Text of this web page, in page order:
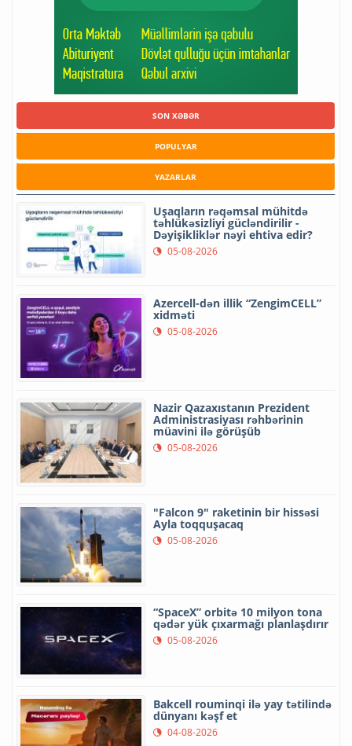
SON XƏBƏR
POPULYAR
YAZARLAR
Uşaqların rəqəmsal mühitdə
təhlükəsizliyi gücləndirilir -
Dəyişikliklər nəyi ehtiva edir?
05-08-2026
Azercell-dən illik “ZengimCELL”
xidməti
05-08-2026
Nazir Qazaxıstanın Prezident
Administrasiyası rəhbərinin
müavini ilə görüşüb
05-08-2026
"Falcon 9" raketinin bir hissəsi
Ayla toqquşacaq
05-08-2026
“SpaceX” orbitə 10 milyon tona
qədər yük çıxarmağı planlaşdırır
05-08-2026
Bakcell rouminqi ilə yay tətilində
dünyanı kəşf et
04-08-2026